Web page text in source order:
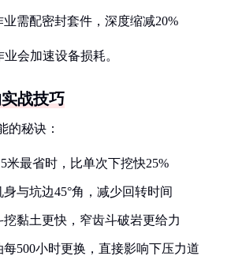
业需配密封套件，深度缩减20%
会加速设备损耗。
战技巧
的秘诀：
米最省时，比单次下挖快25%
与坑边45°角，减少回转时间
挖黏土更快，窄齿斗破岩更给力
每500小时更换，直接影响下压力道